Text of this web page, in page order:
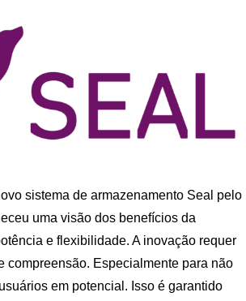
sistema de armazenamento Seal pelo
uma visão dos benefícios da
e flexibilidade. A inovação requer
compreensão. Especialmente para não
em potencial. Isso é garantido